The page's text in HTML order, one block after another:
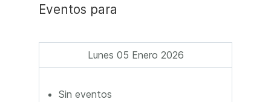
Eventos para
Lunes 05 Enero 2026
Sin eventos